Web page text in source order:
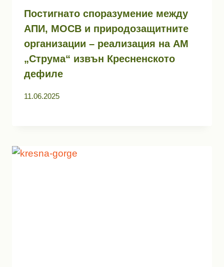
Постигнато споразумение между
АПИ, МОСВ и природозащитните
организации – реализация на АМ
„Струма“ извън Кресненското
дефиле
11.06.2025